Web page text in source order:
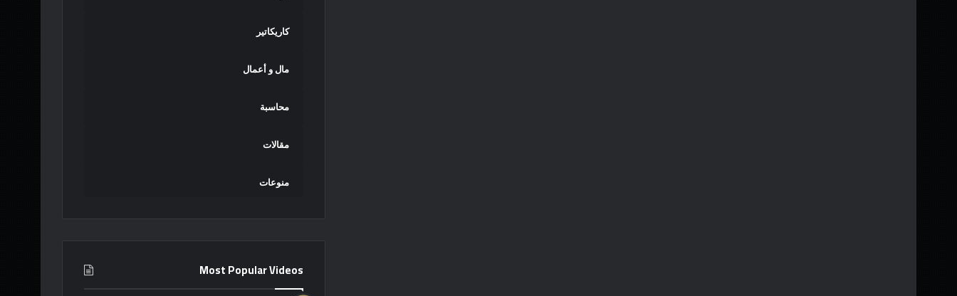
كاريكاتير
مال و أعمال
محاسبة
مقالات
منوعات
Most Popular Videos